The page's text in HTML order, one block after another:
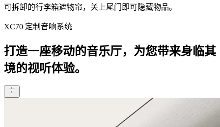
可拆卸的行李箱遮物帘​，关上尾门即可隐藏物品。
XC70 定制音响系统
打造一座移动的音乐厅，为您带来身临其
境的视听体验。